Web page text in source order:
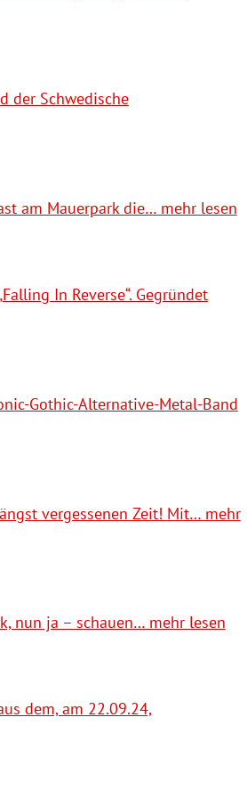
der Schwedische
am Mauerpark die… mehr lesen
In Reverse“. Gegründet
Gothic-Alternative-Metal-Band
vergessenen Zeit! Mit… mehr
nun ja – schauen… mehr lesen
dem, am 22.09.24,